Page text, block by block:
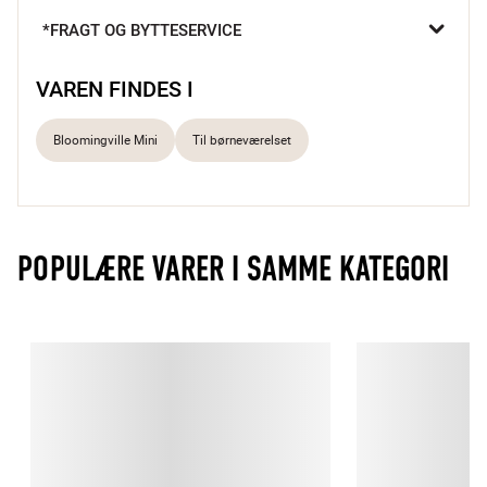
sædet, hvor små skatte kan gemmes væk.
Sjovt elefantdesign, der vækker børneværelset til live
Kvalitet og leg i ét
*FRAGT OG BYTTESERVICE
VAREN FINDES I
Bloomingville Mini Til børneværelset
POPULÆRE VARER I SAMME KATEGORI